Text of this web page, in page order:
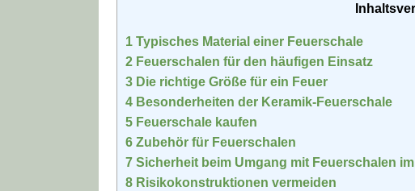
1 Typisches Material einer Feuerschale
2 Feuerschalen für den häufigen Einsatz
3 Die richtige Größe für ein Feuer
4 Besonderheiten der Keramik-Feuerschale
5 Feuerschale kaufen
6 Zubehör für Feuerschalen
7 Sicherheit beim Umgang mit Feuerschalen
8 Risikokonstruktionen vermeiden